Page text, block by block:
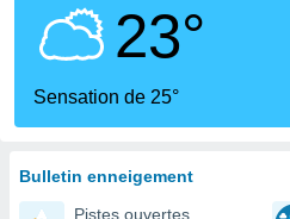
en
23°
Sensation de 25°
Bulletin enneigement
Pistes ouvertes